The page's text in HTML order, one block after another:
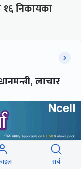
१६ निकायका
लाचार
अध्यादेशले ऐनको
सक्दैन’
सर्च